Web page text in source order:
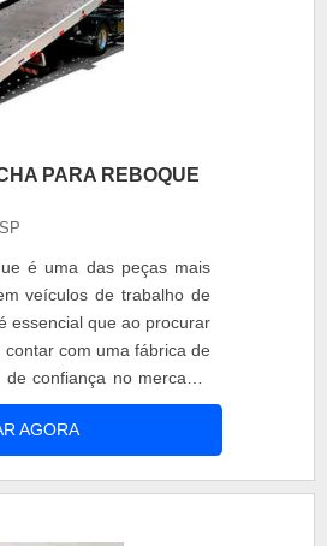
PARA REBOQUE
é uma das peças mais
veículos de trabalho de
essencial que ao procurar
com uma fábrica de
confiança no mercado.
com uma fábrica de
de confiança A fábrica de
facilitar a vida de
AGORA